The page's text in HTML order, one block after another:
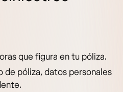
que figura en tu póliza.
de póliza, datos personales